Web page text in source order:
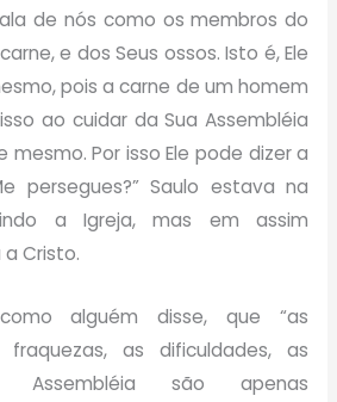
de nós como os membros do
e dos Seus ossos. Isto é, Ele
pois a carne de um homem
ao cuidar da Sua Assembléia
mesmo. Por isso Ele pode dizer a
persegues?” Saulo estava na
a Igreja, mas em assim
Cristo.
alguém disse, que “as
fraquezas, as dificuldades, as
Assembléia são apenas